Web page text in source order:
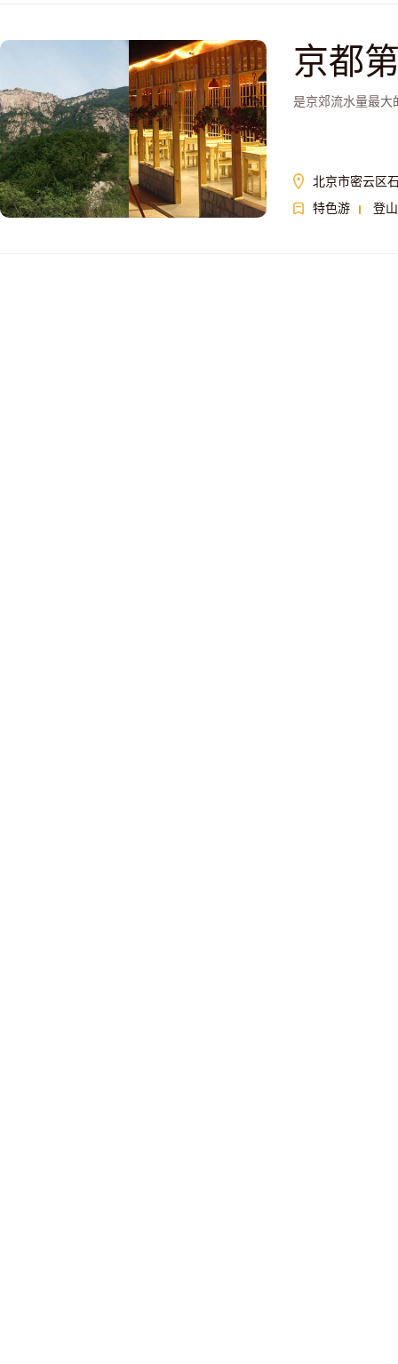
京都
是京郊流水量最大
北京市密云区
特色游
登山